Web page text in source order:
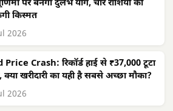
पर बनेगा दुर्लभ योग, चार राशियों की
किस्मत
2026
Price Crash: रिकॉर्ड हाई से ₹37,000 टूटा
क्या खरीदारी का यही है सबसे अच्छा मौका?
2026